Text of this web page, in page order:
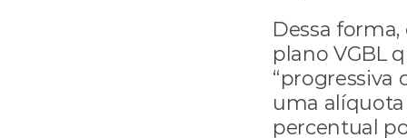
Dessa
plano VGBL
“progressiva
uma alíquota
percentual